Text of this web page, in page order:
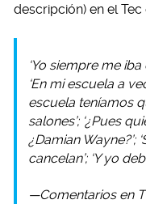
descripción) en el
‘Yo siempre me
‘En mi escuela a
escuela teníamos
salones’; ‘¿Pues
¿Damian Wayne?’;
cancelan’; ‘Y yo
—Comentarios en